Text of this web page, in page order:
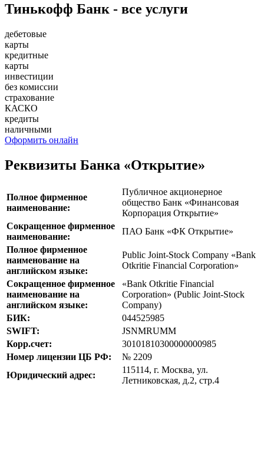
Тинькофф Банк - все услуги
дебетовые
карты
кредитные
карты
инвестиции
без комиссии
страхование
КАСКО
кредиты
наличными
Оформить онлайн
Реквизиты Банка «Открытие»
Полное фирменное
наименование:
Публичное акционерное
общество Банк «Финансовая
Корпорация Открытие»
Сокращенное фирменное
наименование:
ПАО Банк «ФК Открытие»
Полное фирменное
наименование на
английском языке:
Public Joint-Stock Company «Bank
Otkritie Financial Corporation»
Сокращенное фирменное
наименование на
английском языке:
«Bank Otkritie Financial
Corporation» (Public Joint-Stock
Company)
БИК:
044525985
SWIFT:
JSNMRUMM
Корр.счет:
30101810300000000985
Номер лицензии ЦБ РФ:
№ 2209
Юридический адрес:
115114, г. Москва, ул.
Летниковская, д.2, стр.4